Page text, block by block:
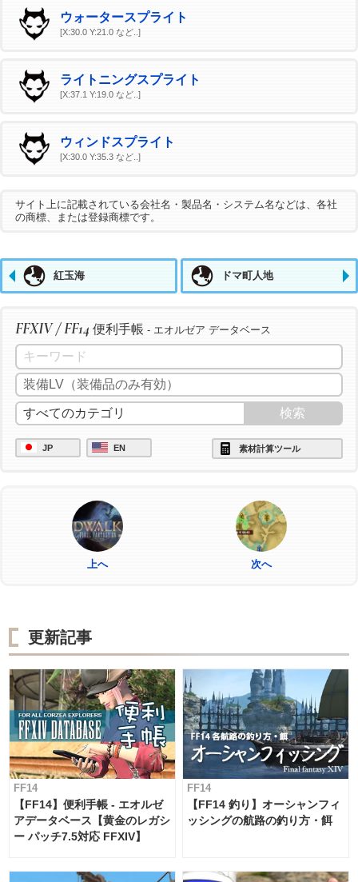
ウォータースプライト
[X:30.0 Y:21.0 など..]
ライトニングスプライト
[X:37.1 Y:19.0 など..]
ウィンドスプライト
[X:30.0 Y:35.3 など..]
サイト上に記載されている会社名・製品名・システム名などは、各社
の商標、または登録商標です。
紅玉海 ドマ町人地
FFXIV / FF14 便利手帳 - エオルゼア データベース
JP EN 素材計算ツール
上へ 次へ
更新記事
FF14
【FF14】便利手帳 - エオルゼ
アデータベース【黄金のレガシ
ー パッチ7.5対応 FFXIV】
FF14
【FF14 釣り】オーシャンフィ
ッシングの航路の釣り方・餌